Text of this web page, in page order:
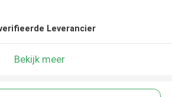
Leverancier
Bekijk meer